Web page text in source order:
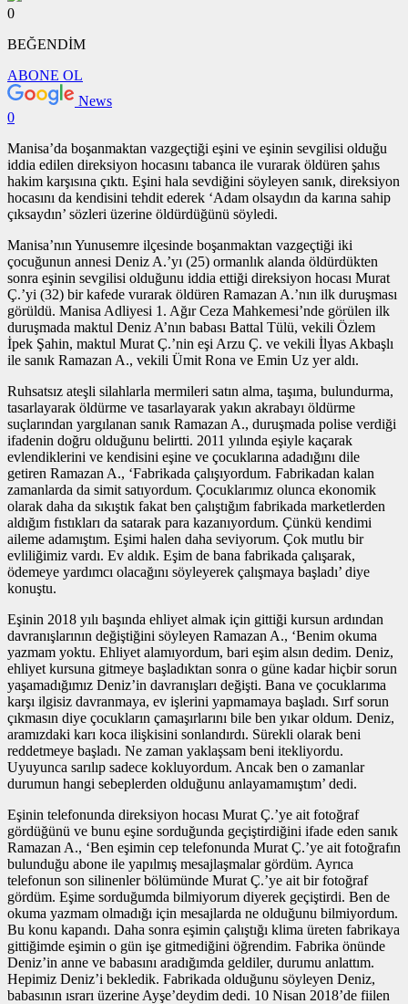
0
BEĞENDİM
ABONE OL
News
0
Manisa’da boşanmaktan vazgeçtiği eşini ve eşinin sevgilisi olduğu
iddia edilen direksiyon hocasını tabanca ile vurarak öldüren şahıs
hakim karşısına çıktı. Eşini hala sevdiğini söyleyen sanık, direksiyon
hocasını da kendisini tehdit ederek ‘Adam olsaydın da karına sahip
çıksaydın’ sözleri üzerine öldürdüğünü söyledi.
Manisa’nın Yunusemre ilçesinde boşanmaktan vazgeçtiği iki
çocuğunun annesi Deniz A.’yı (25) ormanlık alanda öldürdükten
sonra eşinin sevgilisi olduğunu iddia ettiği direksiyon hocası Murat
Ç.’yi (32) bir kafede vurarak öldüren Ramazan A.’nın ilk duruşması
görüldü. Manisa Adliyesi 1. Ağır Ceza Mahkemesi’nde görülen ilk
duruşmada maktul Deniz A’nın babası Battal Tülü, vekili Özlem
İpek Şahin, maktul Murat Ç.’nin eşi Arzu Ç. ve vekili İlyas Akbaşlı
ile sanık Ramazan A., vekili Ümit Rona ve Emin Uz yer aldı.
Ruhsatsız ateşli silahlarla mermileri satın alma, taşıma, bulundurma,
tasarlayarak öldürme ve tasarlayarak yakın akrabayı öldürme
suçlarından yargılanan sanık Ramazan A., duruşmada polise verdiği
ifadenin doğru olduğunu belirtti. 2011 yılında eşiyle kaçarak
evlendiklerini ve kendisini eşine ve çocuklarına adadığını dile
getiren Ramazan A., ‘Fabrikada çalışıyordum. Fabrikadan kalan
zamanlarda da simit satıyordum. Çocuklarımız olunca ekonomik
olarak daha da sıkıştık fakat ben çalıştığım fabrikada marketlerden
aldığım fıstıkları da satarak para kazanıyordum. Çünkü kendimi
aileme adamıştım. Eşimi halen daha seviyorum. Çok mutlu bir
evliliğimiz vardı. Ev aldık. Eşim de bana fabrikada çalışarak,
ödemeye yardımcı olacağını söyleyerek çalışmaya başladı’ diye
konuştu.
Eşinin 2018 yılı başında ehliyet almak için gittiği kursun ardından
davranışlarının değiştiğini söyleyen Ramazan A., ‘Benim okuma
yazmam yoktu. Ehliyet alamıyordum, bari eşim alsın dedim. Deniz,
ehliyet kursuna gitmeye başladıktan sonra o güne kadar hiçbir sorun
yaşamadığımız Deniz’in davranışları değişti. Bana ve çocuklarıma
karşı ilgisiz davranmaya, ev işlerini yapmamaya başladı. Sırf sorun
çıkmasın diye çocukların çamaşırlarını bile ben yıkar oldum. Deniz,
aramızdaki karı koca ilişkisini sonlandırdı. Sürekli olarak beni
reddetmeye başladı. Ne zaman yaklaşsam beni itekliyordu.
Uyuyunca sarılıp sadece kokluyordum. Ancak ben o zamanlar
durumun hangi sebeplerden olduğunu anlayamamıştım’ dedi.
Eşinin telefonunda direksiyon hocası Murat Ç.’ye ait fotoğraf
gördüğünü ve bunu eşine sorduğunda geçiştirdiğini ifade eden sanık
Ramazan A., ‘Ben eşimin cep telefonunda Murat Ç.’ye ait fotoğrafın
bulunduğu abone ile yapılmış mesajlaşmalar gördüm. Ayrıca
telefonun son silinenler bölümünde Murat Ç.’ye ait bir fotoğraf
gördüm. Eşime sorduğumda bilmiyorum diyerek geçiştirdi. Ben de
okuma yazmam olmadığı için mesajlarda ne olduğunu bilmiyordum.
Bu konu kapandı. Daha sonra eşimin çalıştığı klima üreten fabrikaya
gittiğimde eşimin o gün işe gitmediğini öğrendim. Fabrika önünde
Deniz’in anne ve babasını aradığımda geldiler, durumu anlattım.
Hepimiz Deniz’i bekledik. Fabrikada olduğunu söyleyen Deniz,
babasının ısrarı üzerine Ayşe’deydim dedi. 10 Nisan 2018’de fiilen